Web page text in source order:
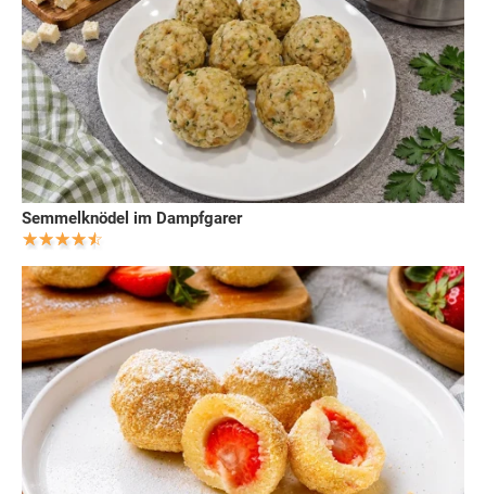
Semmelknödel im Dampfgarer